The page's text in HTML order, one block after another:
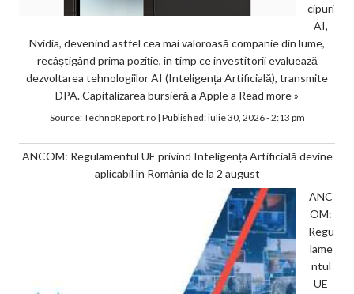
cipuri
AI,
Nvidia, devenind astfel cea mai valoroasă companie din lume,
recâștigând prima poziție, în timp ce investitorii evaluează
dezvoltarea tehnologiilor AI (Inteligența Artificială), transmite
DPA. Capitalizarea bursieră a Apple a Read more »
Source:TechnoReport.ro| Published:iulie 30, 2026 - 2:13 pm
ANCOM: Regulamentul UE privind Inteligența Artificială devine
aplicabil în România de la 2 august
ANC
OM:
Regu
lame
ntul
UE